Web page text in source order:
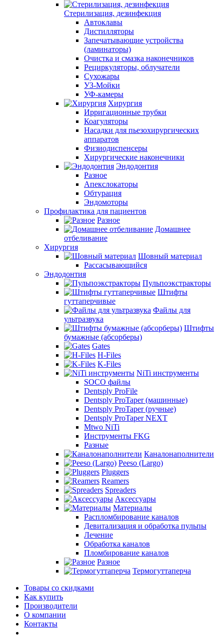
Стерилизация, дезинфекция
Автоклавы
Дистилляторы
Запечатывающие устройства
(ламинаторы)
Очистка и смазка наконечников
Рециркуляторы, облучатели
Сухожары
УЗ-Мойки
УФ-камеры
Хирургия
Ирригационные трубки
Коагуляторы
Насадки для пьезохирургических
аппаратов
Физиодиспенсеры
Хирургические наконечники
Эндодонтия
Разное
Апекслокаторы
Обтурация
Эндомоторы
Профилактика для пациентов
Разное
Домашнее
отбеливание
Хирургия
Шовный материал
Рассасывающийся
Эндодонтия
Пульпоэкстракторы
Штифты
гуттаперчивые
Файлы для
ультразвука
Штифты
бумажные (абсорберы)
Gates
H-Files
K-Files
NiTi инструменты
SOCO файлы
Dentsply ProFile
Dentsply ProTaper (машинные)
Dentsply ProTaper (ручные)
Dentsply ProTaper NEXT
Mtwo NiTi
Инструменты FKG
Разные
Каналонаполнители
Peeso (Largo)
Pluggers
Reamers
Spreaders
Аксессуары
Материалы
Распломбирование каналов
Девитализация и обработка пульпы
Лечение
Обработка каналов
Пломбирование каналов
Разное
Термогуттаперча
Товары со скидками
Как купить
Производители
О компании
Контакты